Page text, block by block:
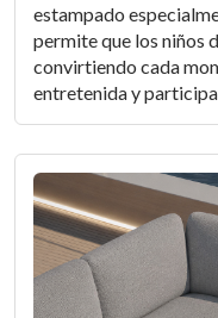
estampado
permite que los niños
convirtiendo cada
entretenida y